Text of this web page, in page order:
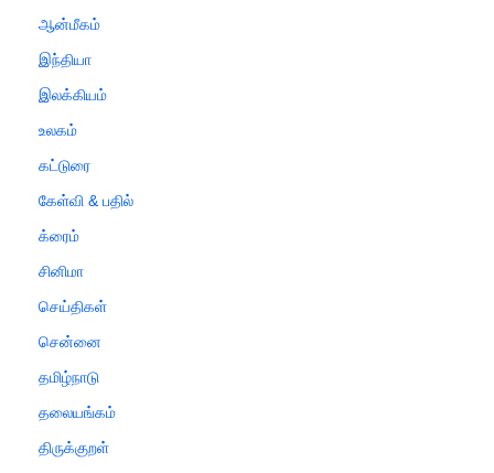
ஆன்மீகம்
இந்தியா
இலக்கியம்
உலகம்
கட்டுரை
கேள்வி & பதில்
க்ரைம்
சினிமா
செய்திகள்
சென்னை
தமிழ்நாடு
தலையங்கம்
திருக்குறள்